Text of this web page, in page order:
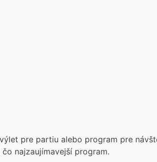
pre partiu alebo program pre
najzaujímavejší program.